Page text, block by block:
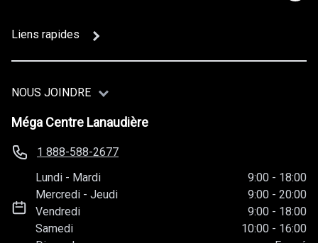
Liens rapides
NOUS JOINDRE
Méga Centre Lanaudière
1 888-588-2677
Lundi - Mardi 9:00 - 18:00
Mercredi -Jeudi 9:00 - 20:00
Vendredi
9:00 - 18:00
Samedi
10:00 - 16:00